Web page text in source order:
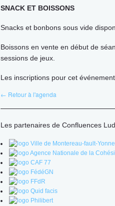
SNACK ET BOISSONS
Snacks et bonbons sous vide
Boissons en vente en début de
sessions de jeux.
Les inscriptions pour cet
← Retour à l'agenda
Les partenaires de Confluences